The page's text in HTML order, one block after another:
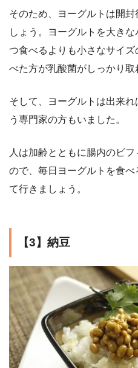
そのため、ヨーグルトは開
しょう。ヨーグルトを大き
つ食べるよりも小さなサイ
べた方が乳酸菌がしっかり取
そして、ヨーグルトは出来
う専門家の方もいました。
人は加齢とともに腸内のビ
ので、毎日ヨーグルトを食
て行きましょう。
【3】納豆